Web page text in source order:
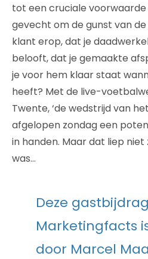
tot een cruciale
gevecht om de gunst van
klant erop, dat je
belooft, dat je gemaakte
je voor hem klaar staat
heeft? Met de live-
Twente, ‘de wedstrijd van
afgelopen zondag een
in handen. Maar dat liep
was…
Deze
Marketingfacts
door Marcel